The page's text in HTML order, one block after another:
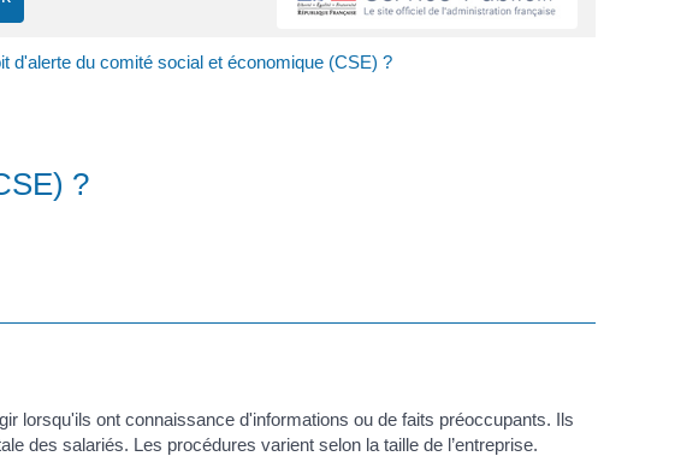
d'alerte du comité social et économique (CSE) ?
?
lorsqu'ils ont connaissance d'informations ou de faits préoccupants. Ils
des salariés. Les procédures varient selon la taille de l’entreprise.